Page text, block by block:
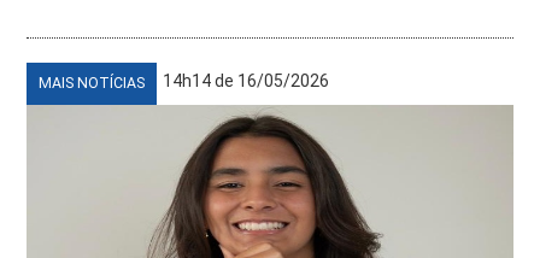
MAIS NOTÍCIAS 14h14 de 16/05/2026